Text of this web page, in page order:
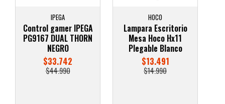
HOCO
Lampara Escritorio
Mesa Hoco Hx11
Plegable Blanco
$13.491
$14.990
TP LINK
Camara exterior WIFI
C320WS TAPO
TPLINK
$44.991
$49.990